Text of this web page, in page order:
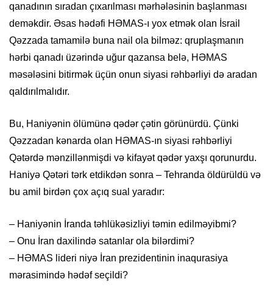
qanadının sıradan çıxarılması mərhələsinin başlanması
deməkdir. Əsas hədəfi HƏMAS-ı yox etmək olan İsrail
Qəzzada tamamilə buna nail ola bilməz: qruplaşmanın
hərbi qanadı üzərində uğur qazansa belə, HƏMAS
məsələsini bitirmək üçün onun siyasi rəhbərliyi də aradan
qaldırılmalıdır.
Bu, Haniyənin ölümünə qədər çətin görünürdü. Çünki
Qəzzadan kənarda olan HƏMAS-ın siyasi rəhbərliyi
Qətərdə mənzillənmişdi və kifayət qədər yaxşı qorunurdu.
Haniyə Qətəri tərk etdikdən sonra – Tehranda öldürüldü və
bu amil birdən çox açıq sual yaradır:
– Haniyənin İranda təhlükəsizliyi təmin edilməyibmi?
– Onu İran daxilində satanlar ola bilərdimi?
– HƏMAS lideri niyə İran prezidentinin inaqurasiya
mərasimində hədəf seçildi?